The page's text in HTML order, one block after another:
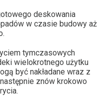
deskowania
w czasie budowy aż
tymczasowych
wielokrotnego użytku
być nakładane wraz z
znów krokowo